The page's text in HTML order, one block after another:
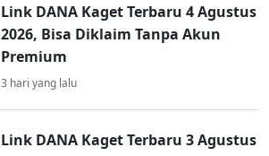
Link DANA Kaget Terbaru 4 Agustus
2026, Bisa Diklaim Tanpa Akun
Premium
3 hari yang lalu
Link DANA Kaget Terbaru 3 Agustus